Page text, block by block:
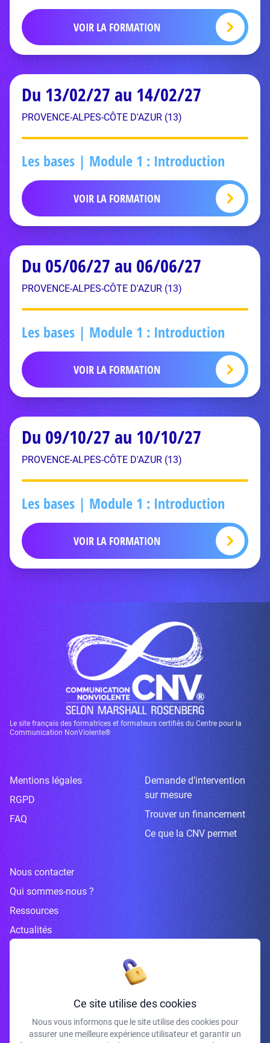
VOIR LA FORMATION
Du 13/02/27 au 14/02/27
PROVENCE-ALPES-CÔTE D'AZUR (13)
Les bases | Module 1 : Introduction
VOIR LA FORMATION
Du 05/06/27 au 06/06/27
PROVENCE-ALPES-CÔTE D'AZUR (13)
Les bases | Module 1 : Introduction
VOIR LA FORMATION
Du 09/10/27 au 10/10/27
PROVENCE-ALPES-CÔTE D'AZUR (13)
Les bases | Module 1 : Introduction
VOIR LA FORMATION
Le site français des formatrices et formateurs certifiés du Centre pour la
Communication NonViolente®
Mentions légales
RGPD
FAQ
Demande d’intervention
sur mesure
Trouver un financement
Ce que la CNV permet
Nous contacter
Qui sommes-nous ?
Ressources
Actualités
Inscrivez-vous à la newsletter
Ce site utilise des cookies
Nous vous informons que le site utilise des cookies pour
assurer une meilleure expérience utilisateur et garantir un